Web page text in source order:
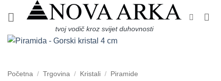
tvoj vodič kroz svijet duhovnosti
Početna / Trgovina / Kristali / Piramide